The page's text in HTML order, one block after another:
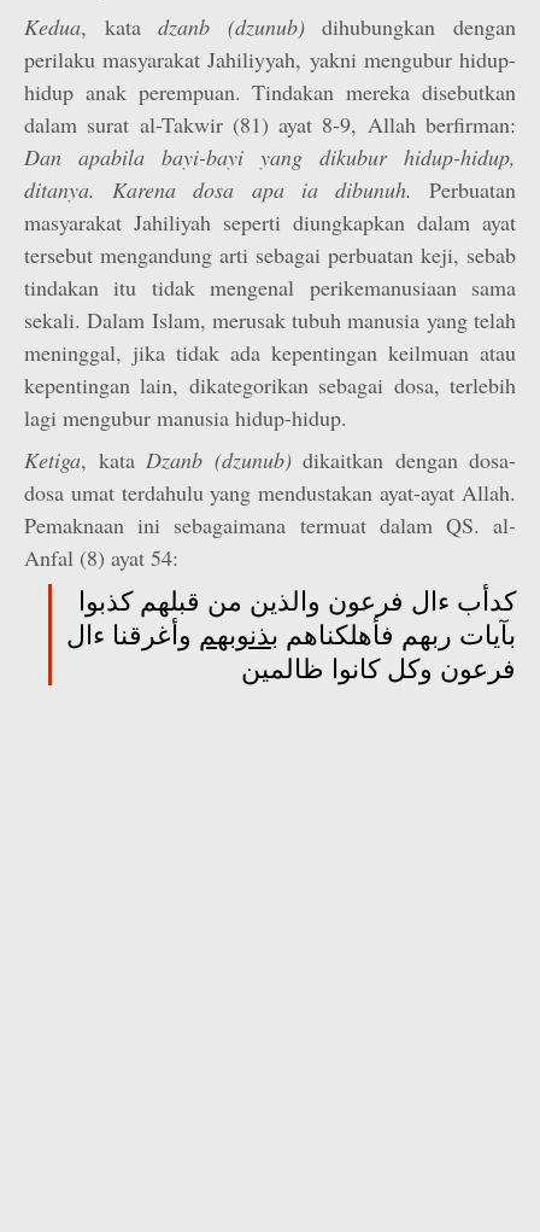
Kedua, katadzanb (dzunub)dihubungkan dengan
perilaku masyarakat Jahiliyyah, yakni mengubur hidup-
hidup anak perempuan. Tindakan mereka disebutkan
dalam surat al-Takwir (81) ayat 8-9, Allah berfirman:
Dan apabila bayi-bayi yang dikubur hidup-hidup,
ditanya. Karena dosa apa ia dibunuh. Perbuatan
masyarakat Jahiliyah seperti diungkapkan dalam ayat
tersebut mengandung arti sebagai perbuatan keji, sebab
tindakan itu tidak mengenal perikemanusiaan sama
sekali. Dalam Islam, merusak tubuh manusia yang telah
meninggal, jika tidak ada kepentingan keilmuan atau
kepentingan lain, dikategorikan sebagai dosa, terlebih
lagi mengubur manusia hidup-hidup.
Ketiga, kata Dzanb (dzunub)dikaitkan dengan dosa-
dosa umat terdahulu yang mendustakan ayat-ayat Allah.
Pemaknaan ini sebagaimana termuat dalam QS. al-
Anfal (8) ayat 54:
كدأب ءال فرعون والذين من قبلهم كذبوا
بآيات ربهم فأهلكناهم بذنوبهم وأغرقنا ءال
فرعون وكل كانوا ظالمين